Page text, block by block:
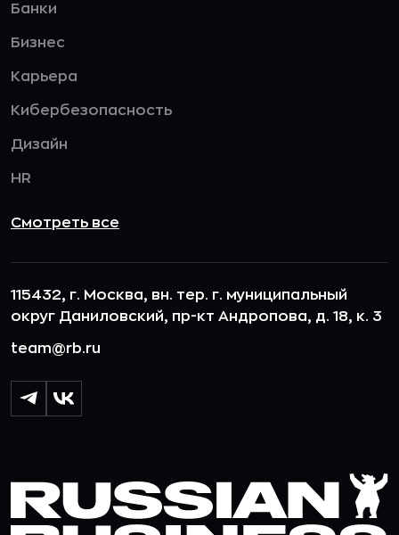
Банки
Бизнес
Карьера
Кибербезопасность
Дизайн
HR
Смотреть все
115432, г. Москва, вн. тер. г. муниципальный
округ Даниловский, пр-кт Андропова, д. 18, к. 3
team@rb.ru